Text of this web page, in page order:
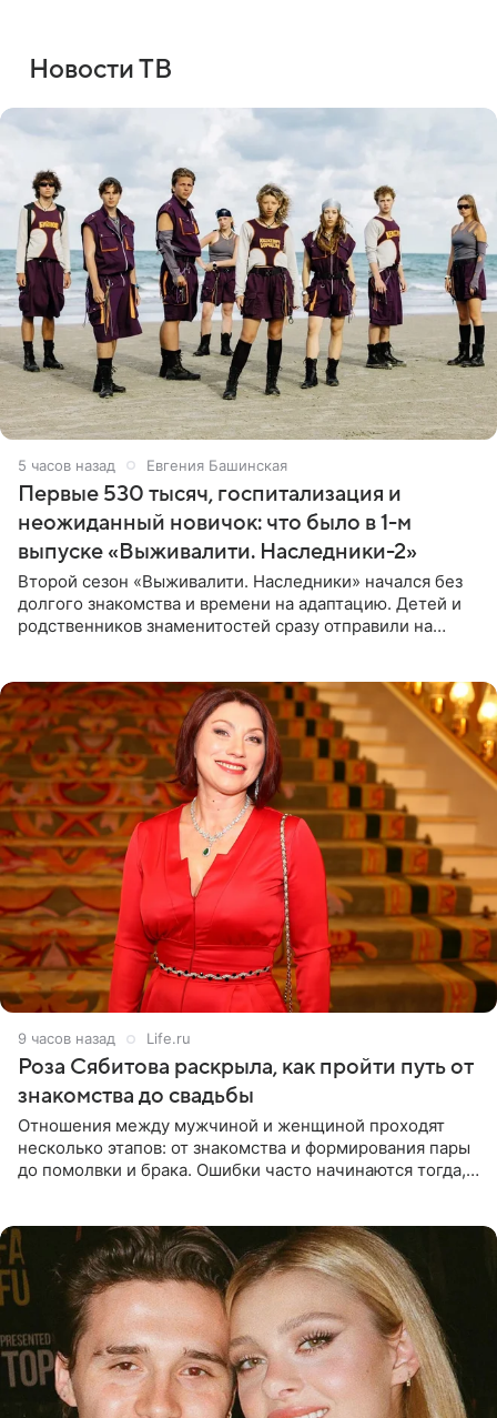
Новости ТВ
5 часов назад Евгения Башинская
Первые 530 тысяч, госпитализация и
неожиданный новичок: что было в 1-м
выпуске «Выживалити. Наследники-2»
Второй сезон «Выживалити. Наследники» начался без
долгого знакомства и времени на адаптацию. Детей и
родственников знаменитостей сразу отправили на
9 часов назад Life.ru
Роза Сябитова раскрыла, как пройти путь от
знакомства до свадьбы
Отношения между мужчиной и женщиной проходят
несколько этапов: от знакомства и формирования пары
до помолвки и брака. Ошибки часто начинаются тогда,